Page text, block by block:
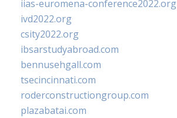
iias-euromena-conference2022.org
ivd2022.org
csity2022.org
ibsarstudyabroad.com
bennusehgall.com
tsecincinnati.com
roderconstructiongroup.com
plazabatai.com